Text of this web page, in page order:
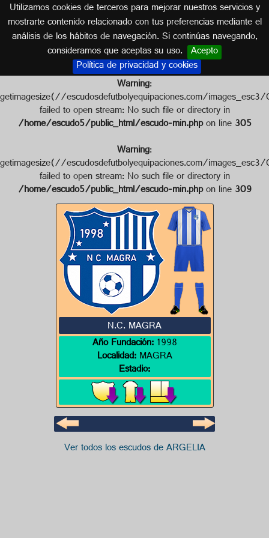
Utilizamos cookies de terceros para mejorar nuestros servicios y
mostrarte contenido relacionado con tus preferencias mediante el
análisis de los hábitos de navegación. Si continúas navegando,
consideramos que aceptas su uso. Acepto
Política de privacidad y cookies
Escudo de N.C. MAGRA
ARGELIA
Warning:
getimagesize(//escudosdefutbolyequipaciones.com/
failed to open stream: No such file or directory in
/home/escudo5/public_html/escudo-min.phpon line305
Warning:
getimagesize(//escudosdefutbolyequipaciones.com/
failed to open stream: No such file or directory in
/home/escudo5/public_html/escudo-min.phpon line309
N.C. MAGRA
Año Fundación:1998
Localidad:MAGRA
Estadio:
Ver todos los escudos de ARGELIA